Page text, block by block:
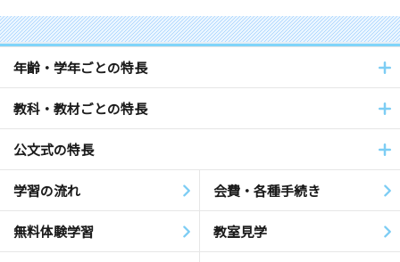
年齢・学年ごとの特長
教科・教材ごとの特長
公文式の特長
学習の流れ 会費・各種手続き
無料体験学習 教室見学